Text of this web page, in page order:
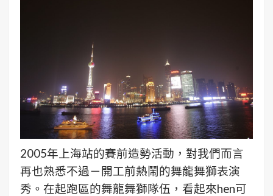
2005年上海站的賽前造勢活動，對我們而言
再也熟悉不過－開工前熱鬧的舞龍舞獅表演
秀。在起跑區的舞龍舞獅隊伍，看起來hen可